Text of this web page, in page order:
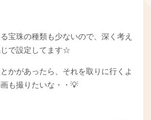
宝珠の種類も少ないので、深く考え
で設定してます☆
かがあったら、それを取りに行くよ
も撮りたいな・・💡